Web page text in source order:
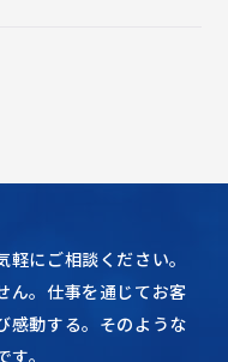
にご相談ください。
ん。仕事を通じてお客
感動する。そのような
。